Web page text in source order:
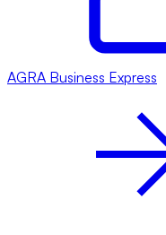
AGRA Business Express